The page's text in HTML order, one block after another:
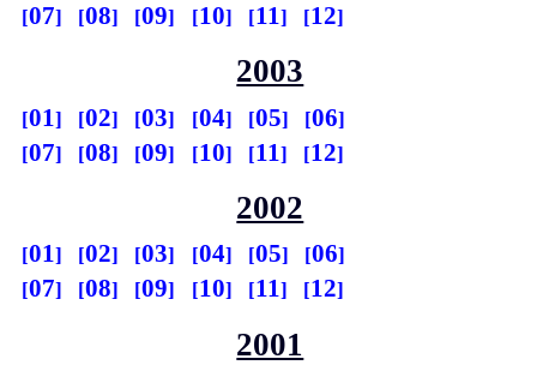
07
08 09 10 11 12
2003
01 02 03 04 05
06
07
08 09 10 11 12
2002
01 02 03 04 05
06
07
08 09 10 11 12
2001